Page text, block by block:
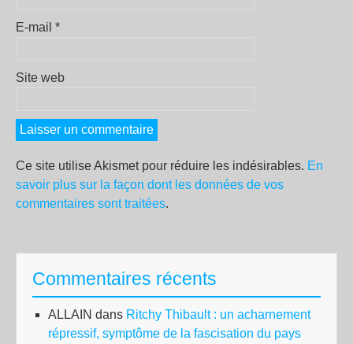
E-mail *
Site web
Ce site utilise Akismet pour réduire les indésirables. En
savoir plus sur la façon dont les données de vos
commentaires sont traitées.
Commentaires récents
ALLAIN dans Ritchy Thibault : un acharnement
répressif, symptôme de la fascisation du pays